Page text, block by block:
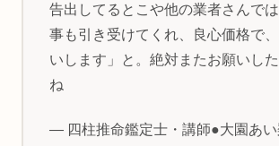
告出してるとこや他の業者さんで
事も引き受けてくれ、良心価格で
いします」と。絶対またお願いし
ね
— 四柱推命鑑定士・講師●大園あい